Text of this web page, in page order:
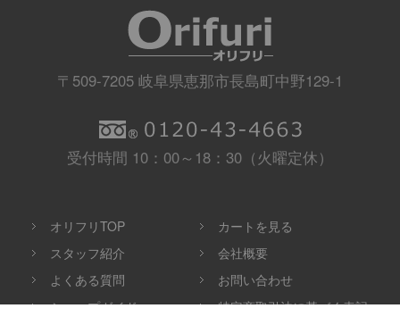
〒509-7205 岐阜県恵那市長島町中野129-1
受付時間 10：00～18：30（火曜定休）
オリフリTOP
カートを見る
スタッフ紹介
会社概要
よくある質問
お問い合わせ
ショップガイド
特定商取引法に基づく表記